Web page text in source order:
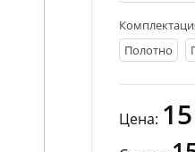
Полотно
Цена: